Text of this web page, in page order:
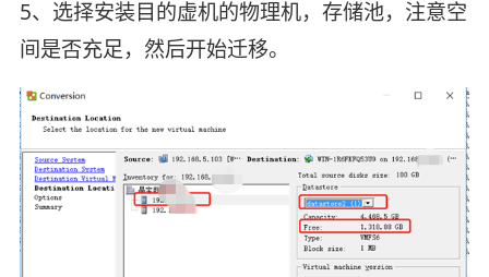
5、选择安装目的虚机的物理机，存储池，注意空
间是否充足，然后开始迁移。